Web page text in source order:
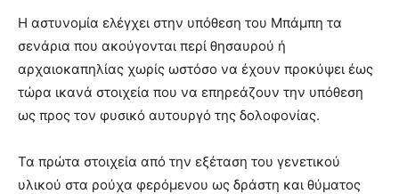
Η αστυνομία ελέγχει στην υπόθεση του Μπάμπη τα
σενάρια που ακούγονται περί θησαυρού ή
αρχαιοκαπηλίας χωρίς ωστόσο να έχουν προκύψει έως
τώρα ικανά στοιχεία που να επηρεάζουν την υπόθεση
ως προς τον φυσικό αυτουργό της δολοφονίας.
Τα πρώτα στοιχεία από την εξέταση του γενετικού
υλικού στα ρούχα φερόμενου ως δράστη και θύματος